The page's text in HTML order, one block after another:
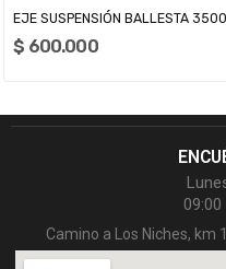
EJE SUSPENSIÓN BALLESTA 3500
$ 600.000
09:00
Camino a Los Niches, km